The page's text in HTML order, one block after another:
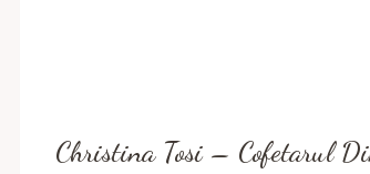
Christina Tosi – Cofetarul